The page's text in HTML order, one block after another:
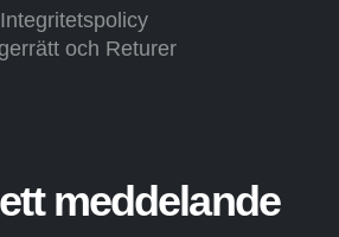
Integritetspolicy
och Returer
meddelande